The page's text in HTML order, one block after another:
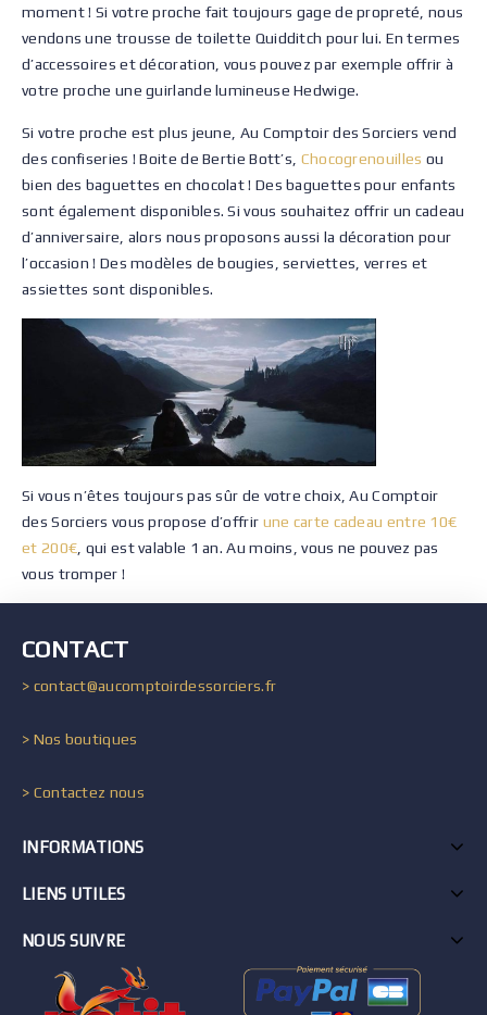
moment ! Si votre proche fait toujours gage de propreté, nous
vendons une trousse de toilette Quidditch pour lui. En termes
d’accessoires et décoration, vous pouvez par exemple offrir à
votre proche une guirlande lumineuse Hedwige.
Si votre proche est plus jeune, Au Comptoir des Sorciers vend
des confiseries ! Boite de Bertie Bott’s, Chocogrenouilles ou
bien des baguettes en chocolat ! Des baguettes pour enfants
sont également disponibles. Si vous souhaitez offrir un cadeau
d’anniversaire, alors nous proposons aussi la décoration pour
l’occasion ! Des modèles de bougies, serviettes, verres et
assiettes sont disponibles.
Si vous n’êtes toujours pas sûr de votre choix, Au Comptoir
des Sorciers vous propose d’offrir une carte cadeau entre 10€
et 200€ , qui est valable 1 an. Au moins, vous ne pouvez pas
vous tromper !
CONTACT
> contact@aucomptoirdessorciers.fr
> Nos boutiques
> Contactez nous
INFORMATIONS
LIENS UTILES
NOUS SUIVRE